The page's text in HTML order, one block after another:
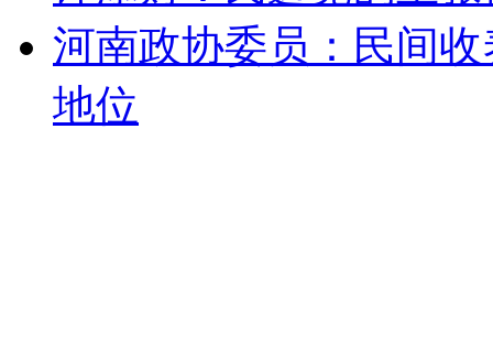
外交部：有关国家言论片面不公正
河南政协委员：民间
地位